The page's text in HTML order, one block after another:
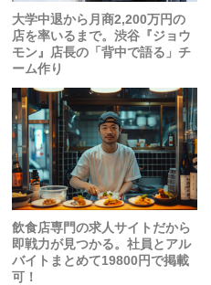
大学中退から月商2,200万円の
店を率いるまで。渋谷『ジョウ
モン』店長の「背中で語る」チ
ーム作り
飲食店専門の求人サイトだから
即戦力が見つかる。社員とアル
バイトまとめて19800円で掲載
可！